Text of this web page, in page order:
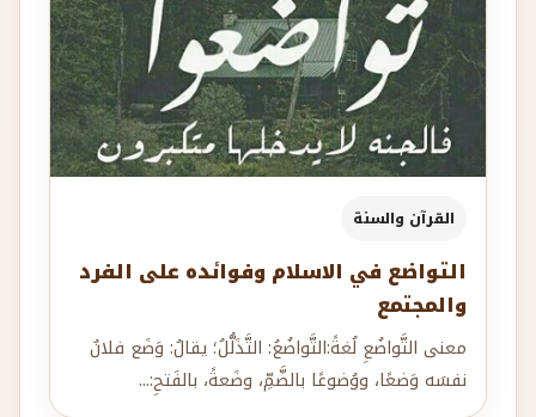
القرآن والسنة
التواضع في الاسلام وفوائده على الفرد
والمجتمع
معنى التَّواضُعِ لُغةً:التَّواضُعُ: التَّذَلُّلُ؛ يقالُ: وَضَع فلانٌ
نفسَه وَضعًا، ووُضوعًا بالضَّمِّ، وضَعةً، بالفَتحِ:...